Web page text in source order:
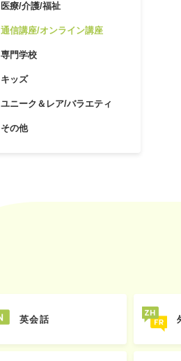
医療/介護/福祉
通信講座/オンライン講座
専門学校
キッズ
ユニーク＆レア/バラエティ
その他
英会話